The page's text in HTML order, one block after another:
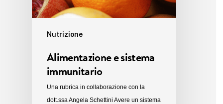
Nutrizione
Alimentazione e sistema
immunitario
Una rubrica in collaborazione con la
dott.ssa Angela Schettini Avere un sistema